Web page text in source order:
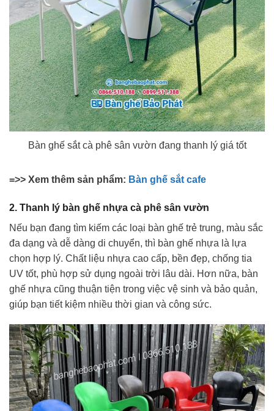
Bàn ghế sắt cà phê sân vườn đang thanh lý giá tốt
=>> Xem thêm sản phẩm: Bàn ghế sắt cafe
2. Thanh lý bàn ghế nhựa cà phê sân vườn
Nếu bạn đang tìm kiếm các loại bàn ghế trẻ trung, màu sắc
đa dạng và dễ dàng di chuyển, thì bàn ghế nhựa là lựa
chọn hợp lý. Chất liệu nhựa cao cấp, bền đẹp, chống tia
UV tốt, phù hợp sử dụng ngoài trời lâu dài. Hơn nữa, bàn
ghế nhựa cũng thuận tiện trong việc vệ sinh và bảo quản,
giúp bạn tiết kiệm nhiều thời gian và công sức.